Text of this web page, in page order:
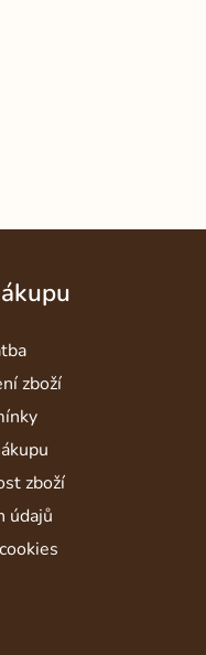
zboží
zboží
údajů